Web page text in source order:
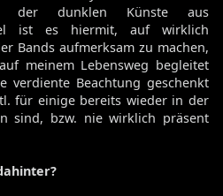
der dunklen Künste aus
ist es hiermit, auf wirklich
Bands aufmerksam zu machen,
meinem Lebensweg begleitet
verdiente Beachtung geschenkt
für einige bereits wieder in der
sind, bzw. nie wirklich präsent